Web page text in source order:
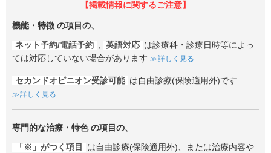
【掲載情報に関するご注意】
機能・特徴 の項目の、
ネット予約/電話予約 英語対応 は診療科・診療日時等によっ
ては対応していない場合があります
詳しく見る
セカンドオピニオン受診可能 は自由診療(保険適用外)です
詳しく見る
専門的な治療・特色の項目の、
「※」がつく項目
は自由診療(保険適用外)、または治療内容や